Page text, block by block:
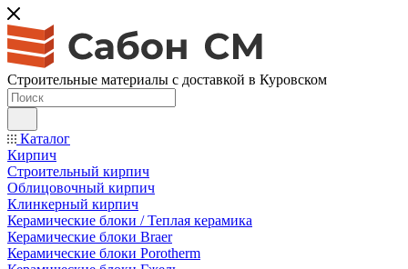
Строительные материалы с доставкой в Куровском
Каталог
Кирпич
Строительный кирпич
Облицовочный кирпич
Клинкерный кирпич
Керамические блоки / Теплая керамика
Керамические блоки Braer
Керамические блоки Porotherm